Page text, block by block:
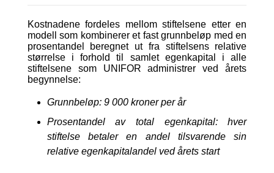
Kostnadene fordeles mellom stiftelsene etter en
modell som kombinerer et fast grunnbeløp med en
prosentandel beregnet ut fra stiftelsens relative
størrelse i forhold til samlet egenkapital i alle
stiftelsene som UNIFOR administrer ved årets
begynnelse:
Grunnbeløp: 9 000 kroner per år
Prosentandel av total egenkapital: hver
stiftelse betaler en andel tilsvarende sin
relative egenkapitalandel ved årets start